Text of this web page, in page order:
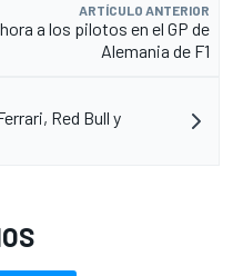
ARTÍCULO ANTERIOR
a los pilotos en el GP de
Alemania de F1
Red Bull y